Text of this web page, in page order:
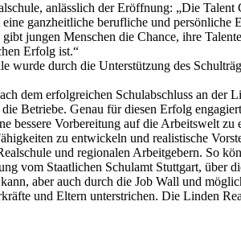
anlässlich der Eröffnung: „Die
ganzheitliche berufliche und
jungen Menschen die Chance, ihre
Erfolg ist.“
wurde durch die Unterstützung des
dem erfolgreichen Schulabschluss an
Betriebe. Genau für diesen Erfolg
bessere Vorbereitung auf die Arbeitswelt
zu entwickeln und realistische
und regionalen Arbeitgebern. So
vom Staatlichen Schulamt Stuttgart,
aber auch durch die Job Wall und
und Eltern unterstrichen. Die Linden